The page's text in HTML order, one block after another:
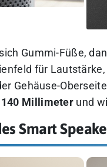
Gummi-Füße,
für
Gehäuse-
140 Millimeter und
Smart